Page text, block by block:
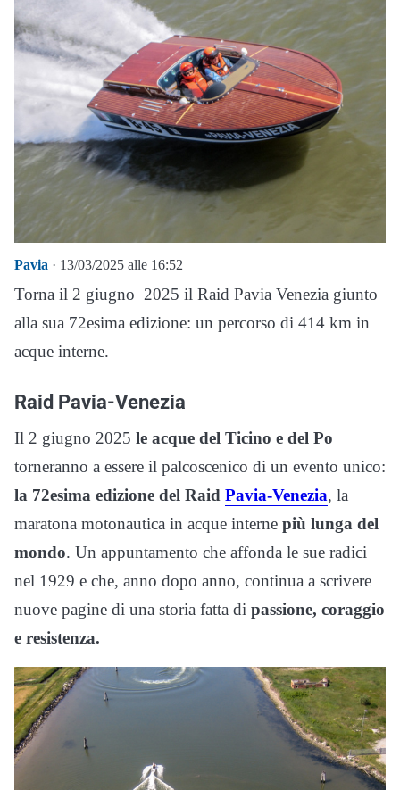
Pavia · 13/03/2025 alle 16:52
Torna il 2 giugno 2025 il Raid Pavia Venezia giunto
alla sua 72esima edizione: un percorso di 414 km in
acque interne.
Raid Pavia-Venezia
Il 2 giugno 2025 le acque del Ticino e del Po
torneranno a essere il palcoscenico di un evento unico:
la 72esima edizione del Raid Pavia-Venezia, la
maratona motonautica in acque interne più lunga del
mondo. Un appuntamento che affonda le sue radici
nel 1929 e che, anno dopo anno, continua a scrivere
nuove pagine di una storia fatta di passione, coraggio
e resistenza.